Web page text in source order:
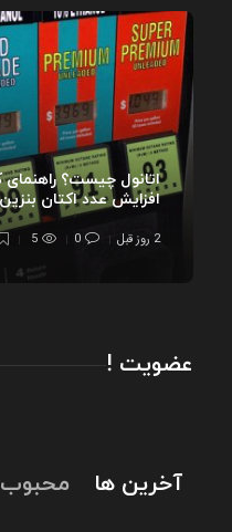
اتانول چیست؟ راهنمای
افزایش عدد اکتان
2 روز قبل 0
5
عضویت !
آخرین ها محبوب